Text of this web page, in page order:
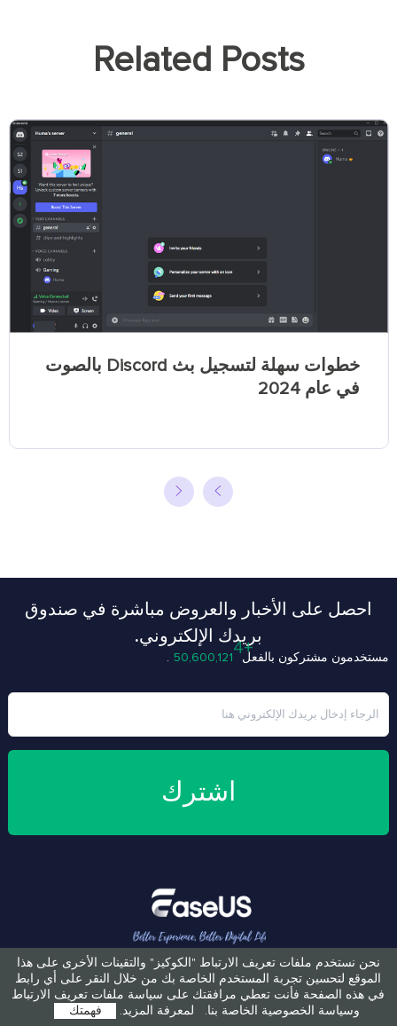
Related Posts
خطوات سهلة لتسجيل بث Discord بالصوت
في عام 2024
احصل على الأخبار والعروض مباشرة في صندوق
بريدك الإلكتروني.
مستخدمون مشتركون بالفعل 50,600,125
اشترك
نحن نستخدم ملفات تعريف الارتباط "الكوكيز" والتقينات الأخرى على هذا
الموقع لتحسين تجربة المستخدم الخاصة بك من خلال النقر على أي رابط
في هذه الصفحة فأنت تعطي مرافقتك على سياسة ملفات تعريف الارتباط
وسياسة الخصوصية الخاصة بنا.
لمعرفة المزيد. فهمتك